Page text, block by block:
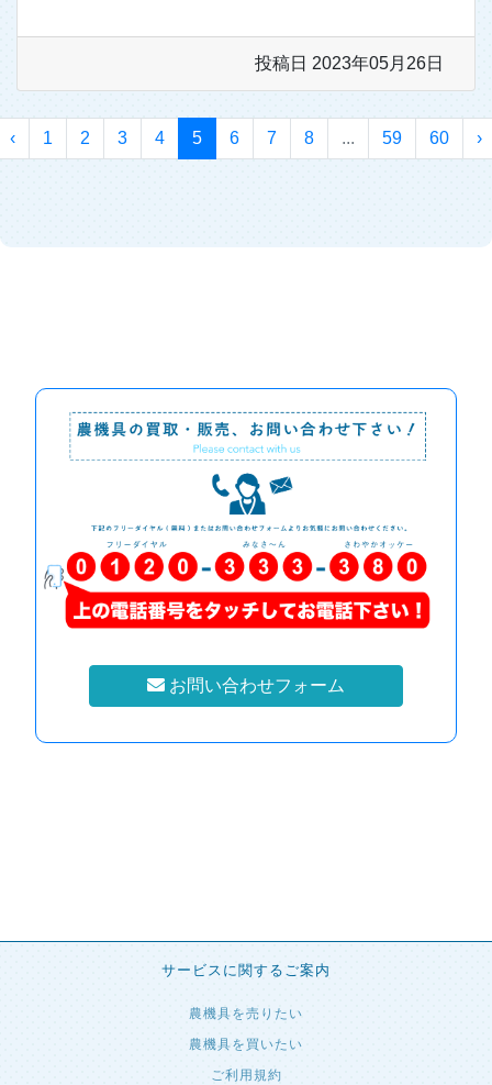
投稿日 2023年05月26日
‹ 1 2 3 4 5 6 7 8 ... 59 60 ›
お問い合わせフォーム
サービスに関するご案内
農機具を売りたい
農機具を買いたい
ご利用規約